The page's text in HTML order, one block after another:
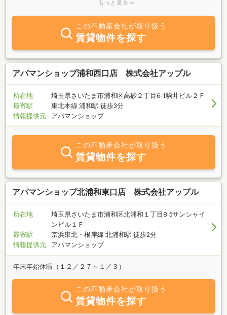
ております。豊富な物件情報の中から最適な物件をお探し・ご提案
させていただきます。お気軽にお問合せ・ご来店ください。
もっと見る
この不動産会社が取り扱う
賃貸物件を探す
アパマンショップ浦和西口店 株式会社アップル
所在地
埼玉県さいたま市浦和区高砂２丁目6-1駒井ビル２Ｆ
最寄駅
東北本線 浦和駅 徒歩3分
情報提供元
アパマンショップ
この不動産会社が取り扱う
賃貸物件を探す
アパマンショップ北浦和東口店 株式会社アップル
所在地
埼玉県さいたま市浦和区北浦和１丁目8-5サンシャイ
ンビル１Ｆ
最寄駅
京浜東北・根岸線 北浦和駅 徒歩2分
情報提供元
アパマンショップ
年末年始休暇（１２／２７～１／３）
この不動産会社が取り扱う
賃貸物件を探す